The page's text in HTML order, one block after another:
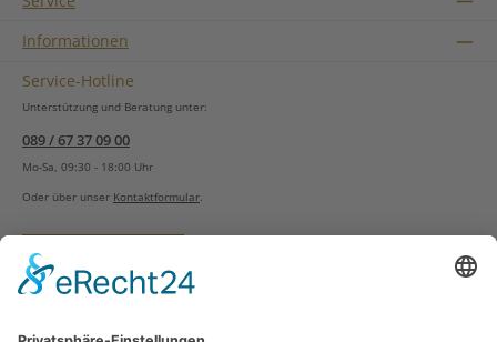
Informationen
Service-Hotline
Unterstützung und Beratung unter:
089 / 67 37 09 00
Mo-Sa, 09:30 - 18:00 Uhr
Oder über unser Kontaktformular.
Vertrag widerrufen